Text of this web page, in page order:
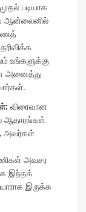
படியாக
ஆன்லைனில்
உங்களுக்கு
அனைத்து
விரைவான
ஆதாரங்கள்
அவர்கள்
அவசர
இந்தக்
இருக்க